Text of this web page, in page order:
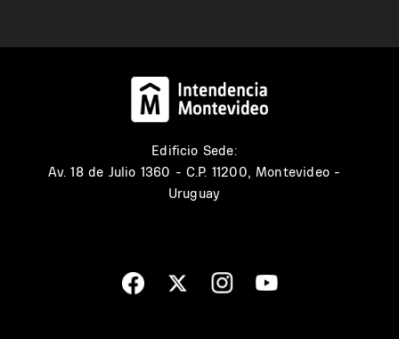
Edificio Sede:
Av. 18 de Julio 1360 - C.P. 11200, Montevideo -
Uruguay